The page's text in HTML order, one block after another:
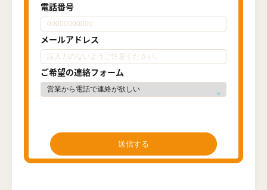
電話番号
メールアドレス
ご希望の連絡フォーム